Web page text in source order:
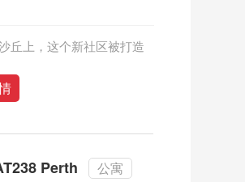
丘上，这个新社区被打造
Perth 公寓